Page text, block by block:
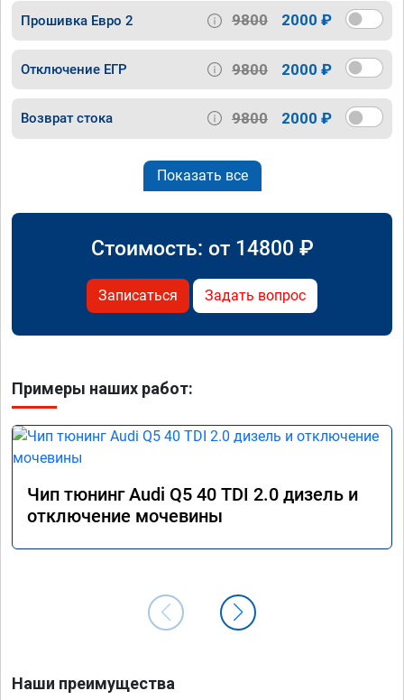
Прошивка Евро 2 9800 2000 ₽
Отключение ЕГР 9800 2000 ₽
Возврат стока 9800 2000 ₽
Показать все
Стоимость: от 14800 ₽
Записаться Задать вопрос
Примеры наших работ:
Чип тюнинг Audi Q5 40 TDI 2.0 дизель и
отключение мочевины
Наши преимущества